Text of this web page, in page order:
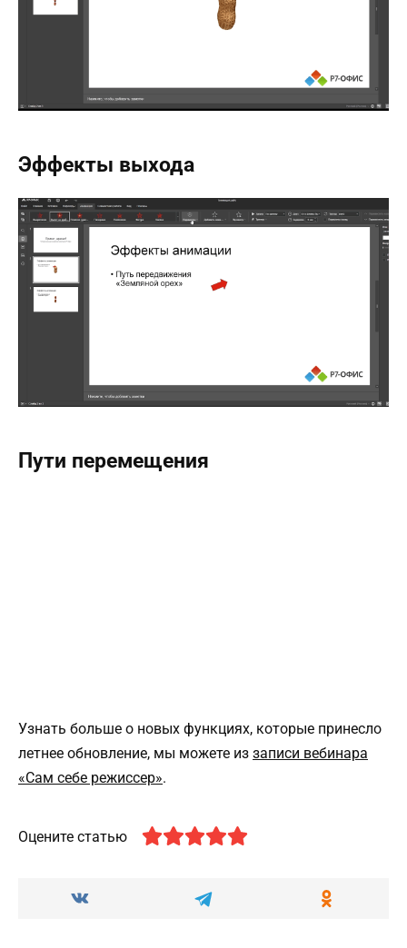
Эффекты выхода
Пути перемещения
Узнать больше о новых функциях, которые принесло
летнее обновление, мы можете из записи вебинара
«Сам себе режиссер».
Оцените статью